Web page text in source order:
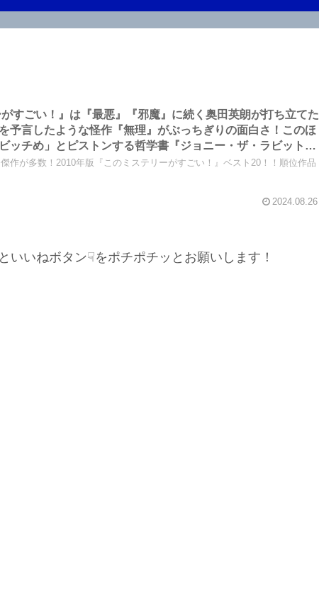
すごい！』は『最悪』『邪魔』に続く奥田英朗が打ち立てた
予言したような怪作『無理』がぶっちぎりの面白さ！このほ
ッチめ」とピストンする哲学書『ジョニー・ザ・ラビット』
作が多数！2010年版『このミステリーがすごい！』ベスト20！！順位作品
2024.08.26
いいねボタン☟をポチポチッとお願いします！